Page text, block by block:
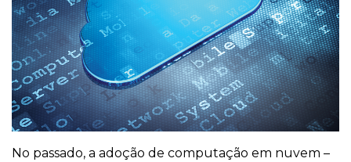
No passado, a adoção de computação em nuvem –